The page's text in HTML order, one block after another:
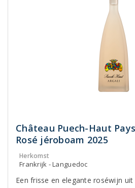
Château Puech-Haut
Rosé jéroboam 2025
Herkomst
Frankrijk - Languedoc
Een frisse en elegante roséwijn